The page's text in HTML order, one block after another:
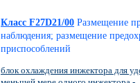
Класс F27D21/00 Размещение
наблюдения; размещение
приспособлений
блок охлаждения инжектора для